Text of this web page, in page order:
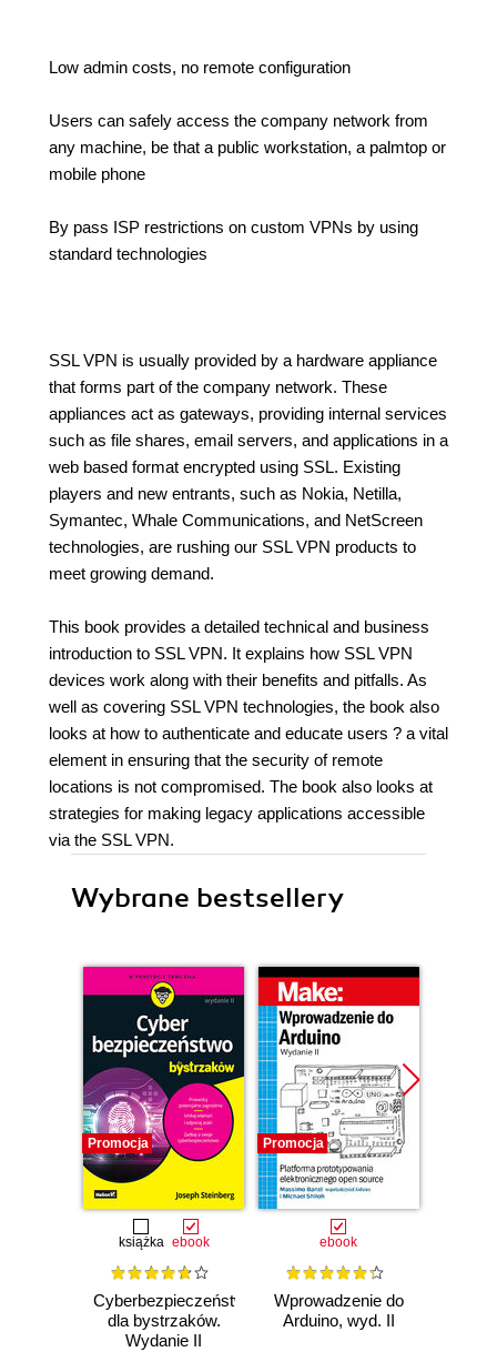
Low admin costs, no remote configuration
Users can safely access the company network from
any machine, be that a public workstation, a palmtop or
mobile phone
By pass ISP restrictions on custom VPNs by using
standard technologies
SSL VPN is usually provided by a hardware appliance
that forms part of the company network. These
appliances act as gateways, providing internal services
such as file shares, email servers, and applications in a
web based format encrypted using SSL. Existing
players and new entrants, such as Nokia, Netilla,
Symantec, Whale Communications, and NetScreen
technologies, are rushing our SSL VPN products to
meet growing demand.
This book provides a detailed technical and business
introduction to SSL VPN. It explains how SSL VPN
devices work along with their benefits and pitfalls. As
well as covering SSL VPN technologies, the book also
looks at how to authenticate and educate users ? a vital
element in ensuring that the security of remote
locations is not compromised. The book also looks at
strategies for making legacy applications accessible
via the SSL VPN.
Wybrane bestsellery
Promocja
książka ebook
Cyberbezpieczeństwo
dla bystrzaków.
Wydanie II
Promocja
ebook
Wprowadzenie do
Arduino, wyd. II